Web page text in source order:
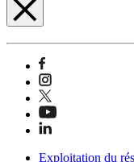
Exploitation du